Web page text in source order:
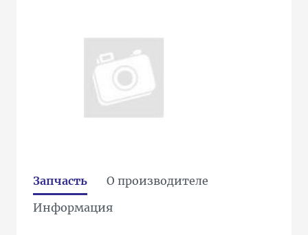
Запчасть
О производителе
Информация